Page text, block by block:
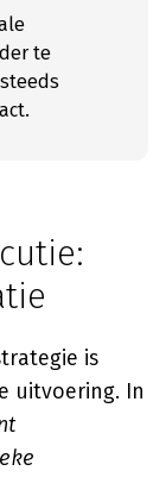
te
is
uitvoering. In